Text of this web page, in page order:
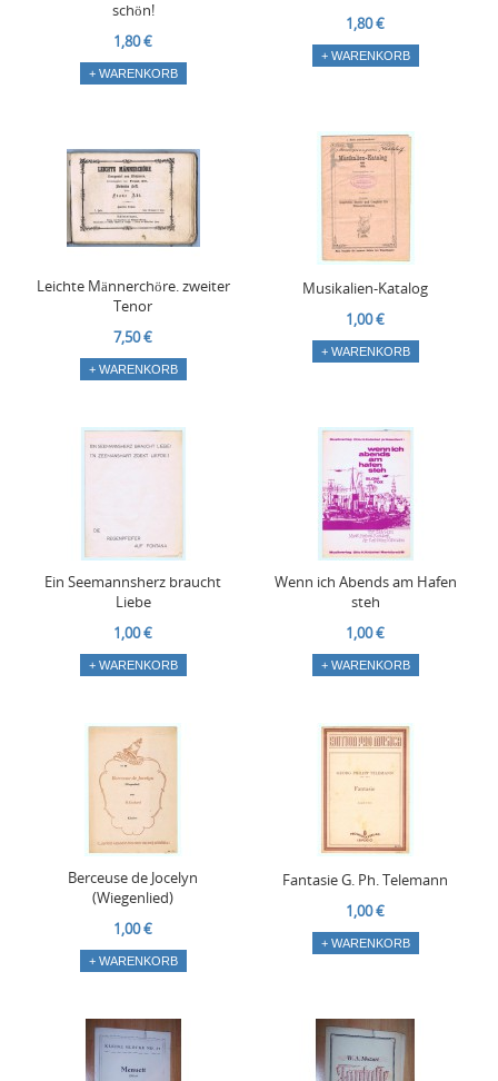
schön!
1,80 €
+ WARENKORB
1,80 €
+ WARENKORB
Leichte Männerchöre. zweiter
Tenor
7,50 €
+ WARENKORB
Musikalien-Katalog
1,00 €
+ WARENKORB
Ein Seemannsherz braucht
Liebe
1,00 €
+ WARENKORB
Wenn ich Abends am Hafen
steh
1,00 €
+ WARENKORB
Berceuse de Jocelyn
(Wiegenlied)
1,00 €
+ WARENKORB
Fantasie G. Ph. Telemann
1,00 €
+ WARENKORB